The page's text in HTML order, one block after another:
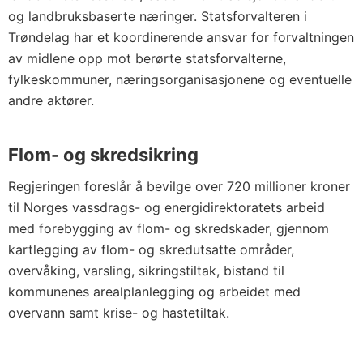
og landbruksbaserte næringer. Statsforvalteren i
Trøndelag har et koordinerende ansvar for forvaltningen
av midlene opp mot berørte statsforvalterne,
fylkeskommuner, næringsorganisasjonene og eventuelle
andre aktører.
Flom- og skredsikring
Regjeringen foreslår å bevilge over 720 millioner kroner
til Norges vassdrags- og energidirektoratets arbeid
med forebygging av flom- og skredskader, gjennom
kartlegging av flom- og skredutsatte områder,
overvåking, varsling, sikringstiltak, bistand til
kommunenes arealplanlegging og arbeidet med
overvann samt krise- og hastetiltak.